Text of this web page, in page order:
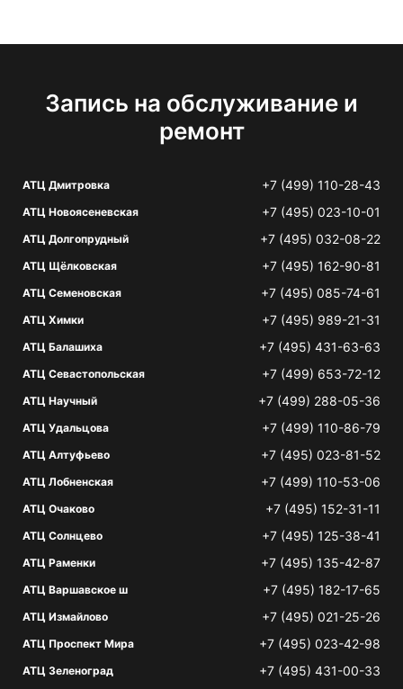
Запись на обслуживание и
ремонт
АТЦ Дмитровка +7 (499) 110-28-43
АТЦ Новоясеневская +7 (495) 023-10-01
АТЦ Долгопрудный +7 (495) 032-08-22
АТЦ Щёлковская +7 (495) 162-90-81
АТЦ Семеновская +7 (495) 085-74-61
АТЦ Химки +7 (495) 989-21-31
АТЦ Балашиха +7 (495) 431-63-63
АТЦ Севастопольская +7 (499) 653-72-12
АТЦ Научный +7 (499) 288-05-36
АТЦ Удальцова +7 (499) 110-86-79
АТЦ Алтуфьево +7 (495) 023-81-52
АТЦ Лобненская +7 (499) 110-53-06
АТЦ Очаково +7 (495) 152-31-11
АТЦ Солнцево +7 (495) 125-38-41
АТЦ Раменки +7 (495) 135-42-87
АТЦ Варшавское ш +7 (495) 182-17-65
АТЦ Измайлово +7 (495) 021-25-26
АТЦ Проспект Мира +7 (495) 023-42-98
АТЦ Зеленоград +7 (495) 431-00-33